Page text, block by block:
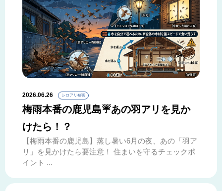
2026.06.26 シロアリ被害
梅雨本番の鹿児島☔あの羽アリを見か
けたら！？
【梅雨本番の鹿児島】蒸し暑い6月の夜、あの「羽ア
リ」を見かけたら要注意！ 住まいを守るチェックポ
イント ...